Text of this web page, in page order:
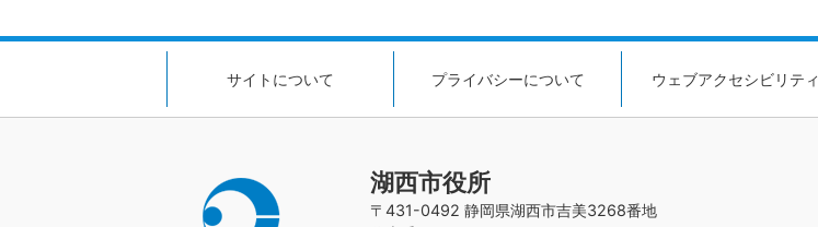
サイトについて プライバシーについて ウェブアクセシビリティ
湖西市役所
〒431-0492 静岡県湖西市吉美3268番地